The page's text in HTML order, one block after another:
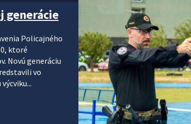
generácie
Policajného
ktoré
Novú generáciu
vo